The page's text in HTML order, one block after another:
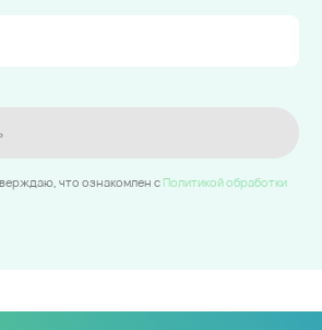
что ознакомлен c Политикой обработки